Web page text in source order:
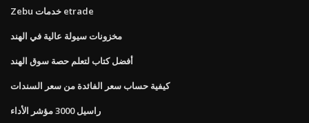
Zebu خدمات etrade
مخزونات سيولة عالية في الهند
أفضل كتاب لتعلم حصة سوق الهند
كيفية حساب سعر الفائدة من سعر السندات
راسيل 3000 مؤشر الأداء